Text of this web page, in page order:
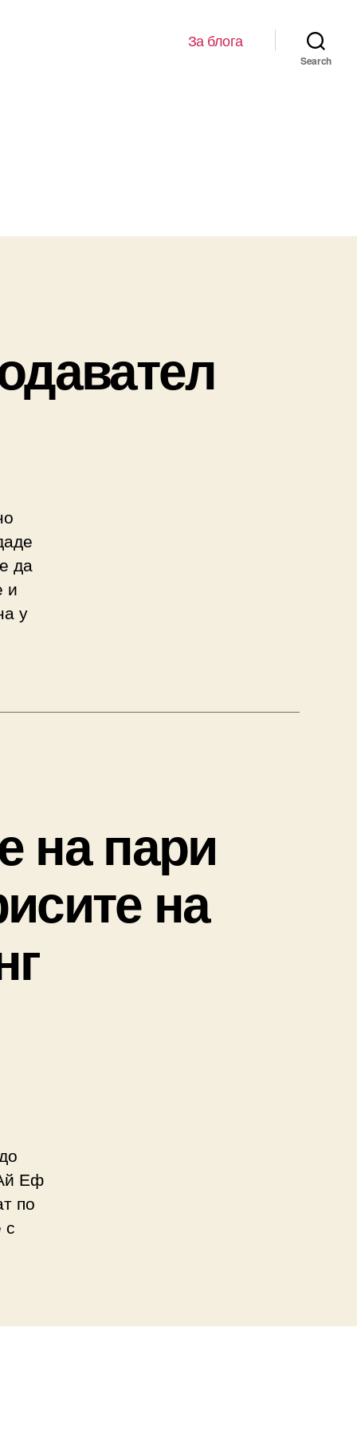
За блога
Search
да
и
у
на пари
на
Еф
по
с